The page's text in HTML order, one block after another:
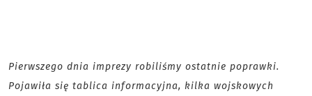
Pierwszego dnia imprezy robiliśmy ostatnie poprawki.
Pojawiła się tablica informacyjna, kilka wojskowych